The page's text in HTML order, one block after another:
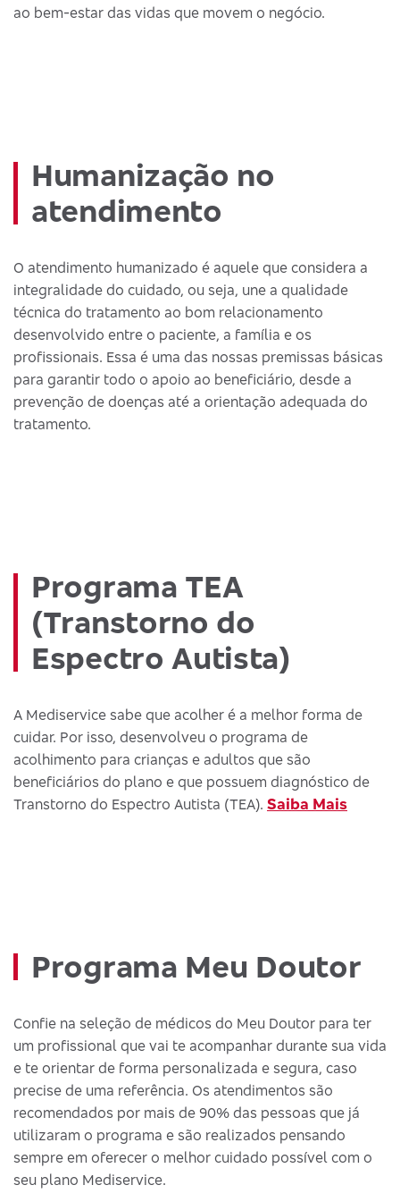
ao bem-estar das vidas que movem o negócio.
Humanização no
atendimento
O atendimento humanizado é aquele que considera a
integralidade do cuidado, ou seja, une a qualidade
técnica do tratamento ao bom relacionamento
desenvolvido entre o paciente, a família e os
profissionais. Essa é uma das nossas premissas básicas
para garantir todo o apoio ao beneficiário, desde a
prevenção de doenças até a orientação adequada do
tratamento.
Programa TEA
(Transtorno do
Espectro Autista)
A Mediservice sabe que acolher é a melhor forma de
cuidar. Por isso, desenvolveu o programa de
acolhimento para crianças e adultos que são
beneficiários do plano e que possuem diagnóstico de
Transtorno do Espectro Autista (TEA). Saiba Mais
Programa Meu Doutor
Confie na seleção de médicos do Meu Doutor para ter
um profissional que vai te acompanhar durante sua vida
e te orientar de forma personalizada e segura, caso
precise de uma referência. Os atendimentos são
recomendados por mais de 90% das pessoas que já
utilizaram o programa e são realizados pensando
sempre em oferecer o melhor cuidado possível com o
seu plano Mediservice.